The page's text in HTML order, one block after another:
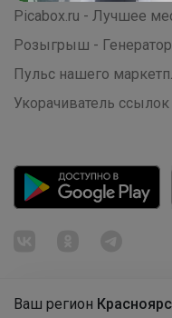
Ваш регион
Picabox.ru - Лучшее
Розыгрыш -
Пульс нашего
Укорачиватель ссылок
Базовые
Продолжая